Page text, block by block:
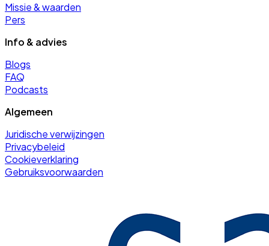
Missie & waarden
Pers
Info & advies
Blogs
FAQ
Podcasts
Algemeen
Juridische verwijzingen
Privacybeleid
Cookieverklaring
Gebruiksvoorwaarden